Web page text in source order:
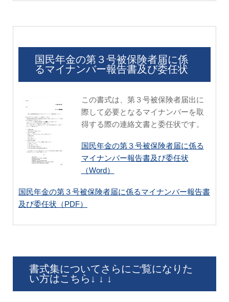
国民年金の第３号被保険者届に係
るマイナンバー報告書及び委任状
この書式は、第３号被保険者届出に
際して必要となるマイナンバーを取
得する際の連絡文書と委任状です。
国民年金の第３号被保険者届に係る
マイナンバー報告書及び委任状
（Word）
国民年金の第３号被保険者届に係るマイナンバー報告書
及び委任状（PDF）
書式集についてさらにご覧になりた
い方はこちら↓ ↓ ↓